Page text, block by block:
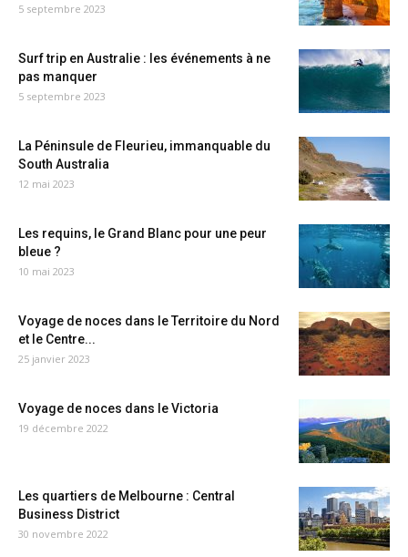
5 septembre 2023
Surf trip en Australie : les événements à ne
pas manquer
5 septembre 2023
La Péninsule de Fleurieu, immanquable du
South Australia
12 mai 2023
Les requins, le Grand Blanc pour une peur
bleue ?
10 mai 2023
Voyage de noces dans le Territoire du Nord
et le Centre...
25 janvier 2023
Voyage de noces dans le Victoria
19 décembre 2022
Les quartiers de Melbourne : Central
Business District
30 novembre 2022